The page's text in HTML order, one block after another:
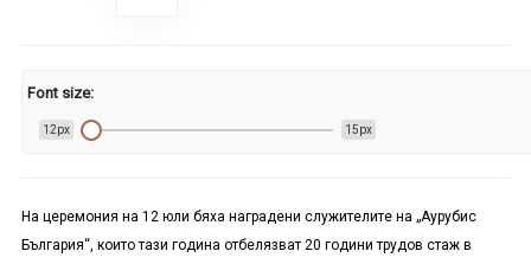
Font size:
12px 15px
На церемония на 12 юли бяха наградени служителите на „Аурубис
България“, които тази година отбелязват 20 години трудов стаж в